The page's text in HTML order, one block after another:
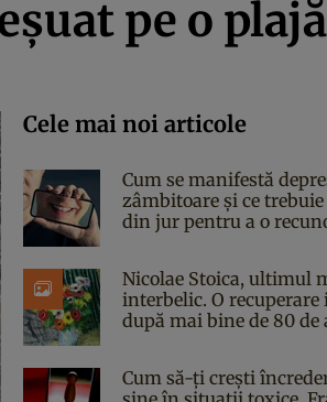
pe o plajă
Cele mai noi articole
Cum se manifestă
zâmbitoare și ce trebuie
din jur pentru a o
Nicolae Stoica, ultimul
interbelic. O recuperare
după mai bine de 80 de
Cum să-ți crești